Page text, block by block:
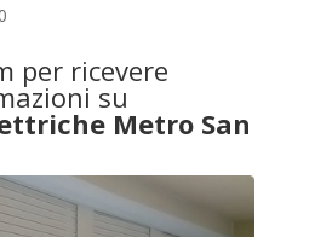
per ricevere
su
Metro San